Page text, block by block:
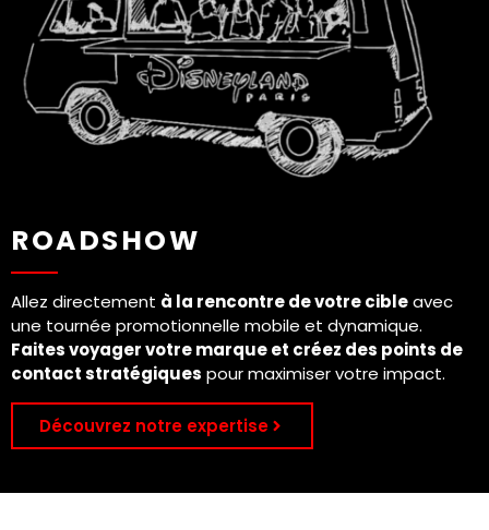
DEMANDER UN DEVIS ⟶
ROADSHOW
Allez directement à la rencontre de votre cibleavec
une tournée promotionnelle mobile et dynamique.
Faites voyager votre marque et créez des points de
contact stratégiques pour maximiser votre impact.
Découvrez notre expertise